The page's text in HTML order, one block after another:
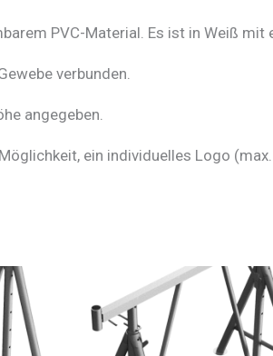
PVC-Material. Es ist in Weiß
verbunden.
angegeben.
ein individuelles Logo